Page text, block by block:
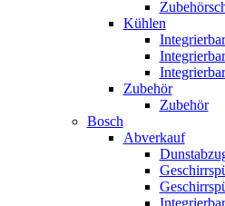
Kühlen
Zubehör
Zubehör
Bosch
Abverkauf